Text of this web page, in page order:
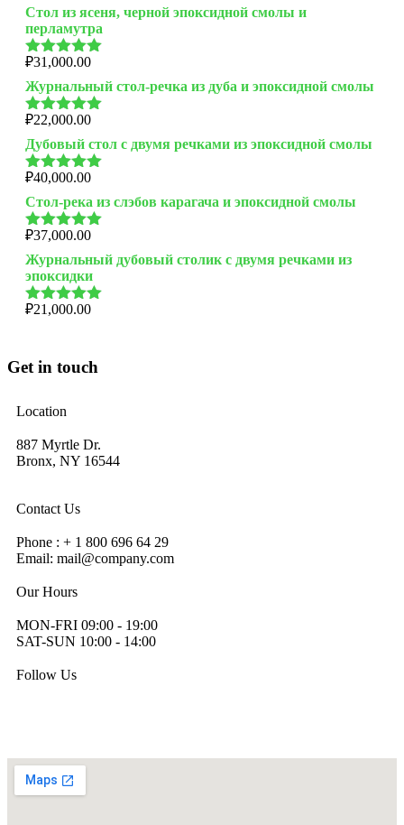
Стол из ясеня, черной эпоксидной смолы и
перламутра
Оценка
5.00
₽31,000.00
Журнальный стол-речка из дуба и эпоксидной смолы
Оценка
5.00 из 5
₽22,000.00
Дубовый стол с двумя речками из эпоксидной смолы
Оценка
5.00
₽40,000.00
Стол-река из слэбов карагача и эпоксидной смолы
Оценка
5.00
₽37,000.00
Журнальный дубовый столик с двумя речками из
эпоксидки
Оценка
₽21,000.00
Get in touch
Location
887 Myrtle Dr.
Bronx, NY 16544
Contact Us
Phone : + 1 800 696 64 29
Email: mail@company.com
Our Hours
MON-FRI 09:00 - 19:00
SAT-SUN 10:00 - 14:00
Follow Us